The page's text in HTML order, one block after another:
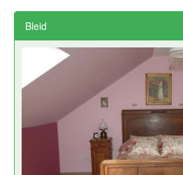
Bleid